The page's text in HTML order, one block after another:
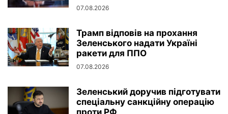
07.08.2026
Трамп відповів на прохання
Зеленського надати Україні
ракети для ППО
07.08.2026
Зеленський доручив підготувати
спеціальну санкційну операцію
проти РФ